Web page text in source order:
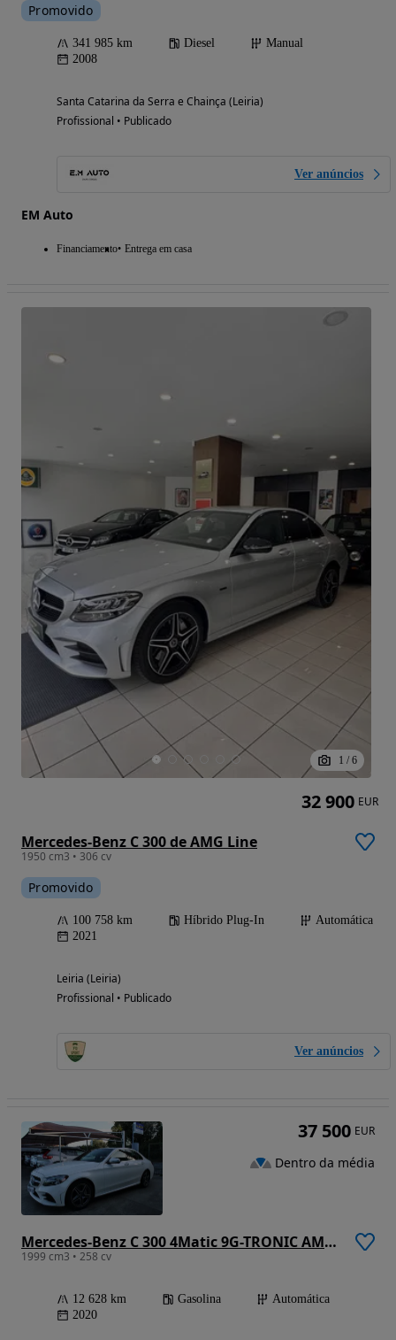
Promovido
341 985 km Diesel
Manual
2008
Santa Catarina da Serra e Chainça (Leiria)
Profissional • Publicado
Ver anúncios
EM Auto
Financiamento Entrega em casa
1 / 6
Mercedes-Benz C 300 de AMG Line
1950 cm3 • 306 cv
Promovido
100 758 km Híbrido Plug-In
Automática
2021
Leiria (Leiria)
Profissional • Publicado
Ver anúncios
32 900 EUR
Mercedes-Benz C 300 4Matic 9G-TRONIC AMG Line Advanced
1999 cm3 • 258 cv
12 628 km Gasolina
Automática
2020
37 500 EUR
Dentro da média